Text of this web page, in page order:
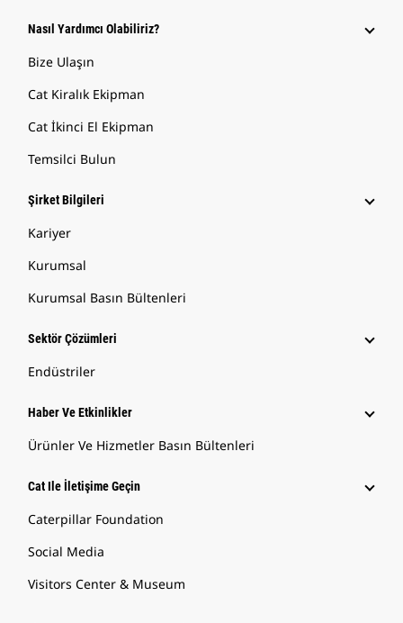
Nasıl Yardımcı Olabiliriz?
Bize Ulaşın
Cat Kiralık Ekipman
Cat İkinci El Ekipman
Temsilci Bulun
Şirket Bilgileri
Kariyer
Kurumsal
Kurumsal Basın Bültenleri
Sektör Çözümleri
Endüstriler
Haber Ve Etkinlikler
Ürünler Ve Hizmetler Basın Bültenleri
Cat Ile İletişime Geçin
Caterpillar Foundation
Social Media
Visitors Center & Museum